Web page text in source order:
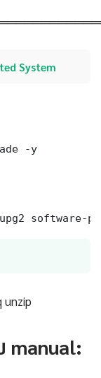
System
-y
software-
manual: